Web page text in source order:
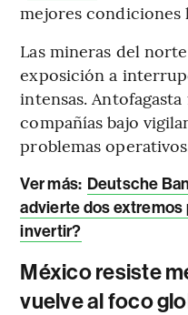
mejores condiciones
Las mineras del
exposición a
intensas.
compañías bajo
problemas
Ver más: Deutsche
advierte dos extremos
invertir?
México resiste
vuelve al foco